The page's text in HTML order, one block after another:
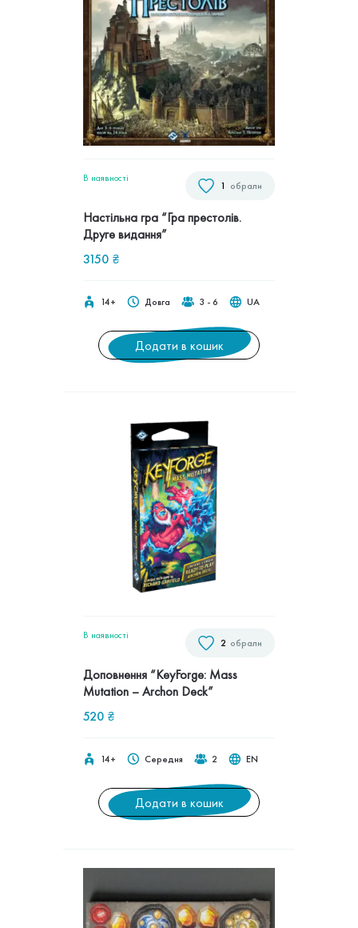
обрали
1
В наявностi
Настільна гра “Гра престолів.
Друге видання”
3150 ₴
14+ Довга 3 - 6 UA
Додати в кошик
обрали
2
В наявностi
Доповнення “KeyForge: Mass
Mutation – Archon Deck”
520 ₴
14+ Середня 2 EN
Додати в кошик